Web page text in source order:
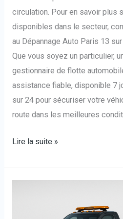
circulation. Pour en savoir plus
disponibles dans le secteur,
au Dépannage Auto Paris 13
Que vous soyez un particulier,
gestionnaire de flotte
assistance fiable, disponible 7
sur 24 pour sécuriser votre
route dans les meilleures
Lire la suite »